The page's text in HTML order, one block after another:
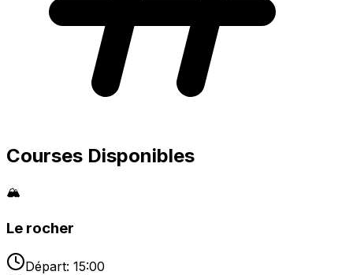
Courses Disponibles
🏔️
Le rocher
Départ: 15:00